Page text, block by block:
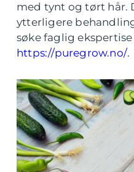
med tynt og tørt hår.
ytterligere
søke faglig ekspertise
https://puregrow.no/.